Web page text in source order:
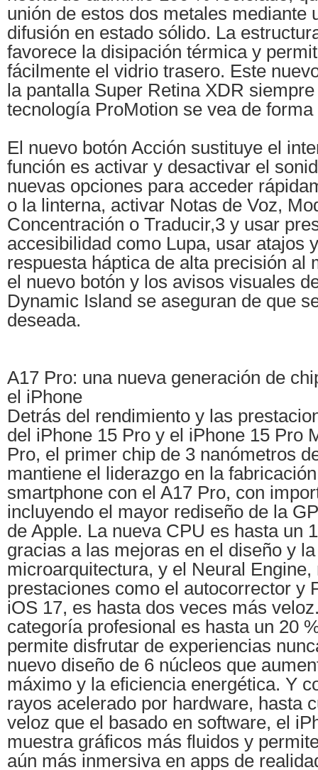
unión de estos dos metales mediante
difusión en estado sólido. La
favorece la disipación térmica y
fácilmente el vidrio trasero. Este
la pantalla Super Retina XDR
tecnología ProMotion se vea de
El nuevo botón Acción sustituye el
función es activar y desactivar el
nuevas opciones para acceder
o la linterna, activar Notas de Voz,
Concentración o Traducir,3 y usar
accesibilidad como Lupa, usar atajos
respuesta háptica de alta precisión al
el nuevo botón y los avisos visuales
Dynamic Island se aseguran de que
deseada.
A17 Pro: una nueva generación de
el iPhone
Detrás del rendimiento y las
del iPhone 15 Pro y el iPhone 15 Pro
Pro, el primer chip de 3 nanómetros
mantiene el liderazgo en la
smartphone con el A17 Pro, con
incluyendo el mayor rediseño de la
de Apple. La nueva CPU es hasta un
gracias a las mejoras en el diseño y la
microarquitectura, y el Neural Engine,
prestaciones como el autocorrector y
iOS 17, es hasta dos veces más
categoría profesional es hasta un 20
permite disfrutar de experiencias
nuevo diseño de 6 núcleos que
máximo y la eficiencia energética. Y
rayos acelerado por hardware, hasta
veloz que el basado en software, el
muestra gráficos más fluidos y
aún más inmersiva en apps de